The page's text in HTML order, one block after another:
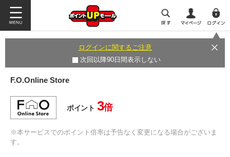
ログインに関するご注意
次回以降90日間表示しない
F.O.Online Store
ポイント 3倍
※本サービスでのポイント倍率は予告なく変更になる場合がございま
す。